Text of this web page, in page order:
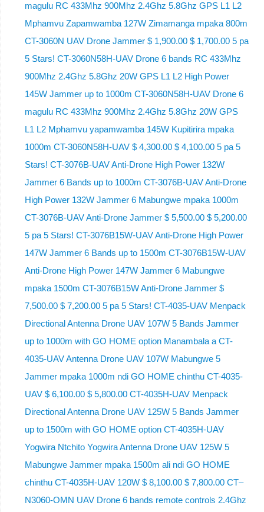
magulu RC 433Mhz 900Mhz 2.4Ghz 5.8Ghz GPS L1 L2
Mphamvu Zapamwamba 127W Zimamanga mpaka 800m
CT-3060N UAV Drone Jammer $ 1,900.00 $ 1,700.00 5 pa
5 Stars! CT-3060N58H-UAV Drone 6 bands RC 433Mhz
900Mhz 2.4Ghz 5.8Ghz 20W GPS L1 L2 High Power
145W Jammer up to 1000m CT-3060N58H-UAV Drone 6
magulu RC 433Mhz 900Mhz 2.4Ghz 5.8Ghz 20W GPS
L1 L2 Mphamvu yapamwamba 145W Kupitirira mpaka
1000m CT-3060N58H-UAV $ 4,300.00 $ 4,100.00 5 pa 5
Stars! CT-3076B-UAV Anti-Drone High Power 132W
Jammer 6 Bands up to 1000m CT-3076B-UAV Anti-Drone
High Power 132W Jammer 6 Mabungwe mpaka 1000m
CT-3076B-UAV Anti-Drone Jammer $ 5,500.00 $ 5,200.00
5 pa 5 Stars! CT-3076B15W-UAV Anti-Drone High Power
147W Jammer 6 Bands up to 1500m CT-3076B15W-UAV
Anti-Drone High Power 147W Jammer 6 Mabungwe
mpaka 1500m CT-3076B15W Anti-Drone Jammer $
7,500.00 $ 7,200.00 5 pa 5 Stars! CT-4035-UAV Menpack
Directional Antenna Drone UAV 107W 5 Bands Jammer
up to 1000m with GO HOME option Manambala a CT-
4035-UAV Antenna Drone UAV 107W Mabungwe 5
Jammer mpaka 1000m ndi GO HOME chinthu CT-4035-
UAV $ 6,100.00 $ 5,800.00 CT-4035H-UAV Menpack
Directional Antenna Drone UAV 125W 5 Bands Jammer
up to 1500m with GO HOME option CT-4035H-UAV
Yogwira Ntchito Yogwira Antenna Drone UAV 125W 5
Mabungwe Jammer mpaka 1500m ali ndi GO HOME
chinthu CT-4035H-UAV 120W $ 8,100.00 $ 7,800.00 CT–
N3060-OMN UAV Drone 6 bands remote controls 2.4Ghz